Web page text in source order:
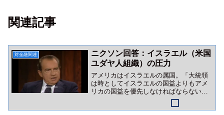
関連記事
対金融関連
ニクソン回答：イスラエル（米国
ユダヤ人組織）の圧力
アメリカはイスラエルの属国。「大統領
は時としてイスラエルの国益よりもアメ
リカの国益を優先しなければならない」
かつてのニクソン語録は、イスラエルロ
ビーの巨大さを証明しています。